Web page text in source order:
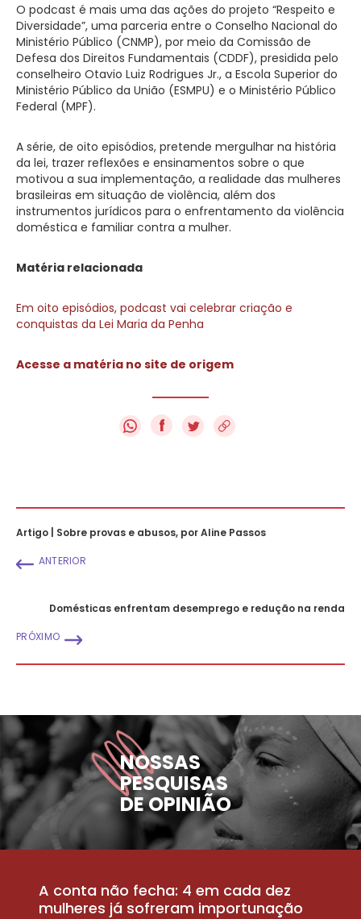
O podcast é mais uma das ações do projeto “Respeito e
Diversidade”, uma parceria entre o Conselho Nacional do
Ministério Público (CNMP), por meio da Comissão de
Defesa dos Direitos Fundamentais (CDDF), presidida pelo
conselheiro Otavio Luiz Rodrigues Jr., a Escola Superior do
Ministério Público da União (ESMPU) e o Ministério Público
Federal (MPF).
A série, de oito episódios, pretende mergulhar na história
da lei, trazer reflexões e ensinamentos sobre o que
motivou a sua implementação, a realidade das mulheres
brasileiras em situação de violência, além dos
instrumentos jurídicos para o enfrentamento da violência
doméstica e familiar contra a mulher.
Matéria relacionada
Em oito episódios, podcast vai celebrar criação e
conquistas da Lei Maria da Penha
Acesse a matéria no site de origem
f
Artigo | Sobre provas e abusos, por Aline Passos
ANTERIOR
Domésticas enfrentam desemprego e redução na renda
PRÓXIMO
NOSSAS
PESQUISAS
DE OPINIÃO
A conta não fecha: 4 em cada dez
mulheres já sofreram importunação